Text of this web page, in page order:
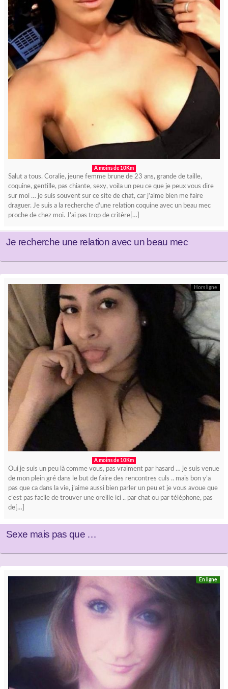
A moins de 10Km
Salut a tous. Coralie, jeune femme brune de 23 ans, grande de taille,
coquine, gentille, pas chiante, sexy, voila un peu ce que je peux vous dire
sur moi … je suis souvent sur ce site de chat, car j’aime bien me faire
draguer. Je suis a la recherche d’une relation coquine avec un beau mec
proche de chez moi. J’ai pas trop de critère[…]
Je recherche une relation avec un beau mec
Hors ligne
A moins de 10Km
Oui je suis un peu là comme vous, pas vraiment par hasard … je suis venue
de mon plein gré dans le but de faire des rencontres culs .. mais bon y’a
pas que ca dans la vie, j’aime aussi bien parler un peu et je vous avoue que
c’est pas facile de trouver une oreille ici .. par chat ou par téléphone, pas
de[…]
Sexe mais pas que …
En ligne